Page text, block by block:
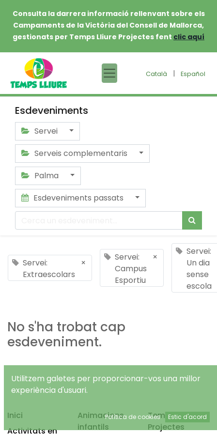
Consulta la darrera informació rellenvant sobre els
Campaments de la Victòria del Consell de Mallorca,
gestionats per Temps Lliure Projectes fent clic aquí
Català | Español
Esdeveniments
Servei
Serveis complementaris
Palma
Esdeveniments passats
Servei:
Extraescolars
×
Servei:
Campus
Esportiu
×
Servei:
Un dia
sense
escola
No s'ha trobat cap
esdeveniment.
Inici
Activitats en
Animacions
infantils
Temps Lliure
Projectes
Utilitzem galetes per proporcionar-vos una millor
experiència d'usuari.
Política de cookies Estic d'acord